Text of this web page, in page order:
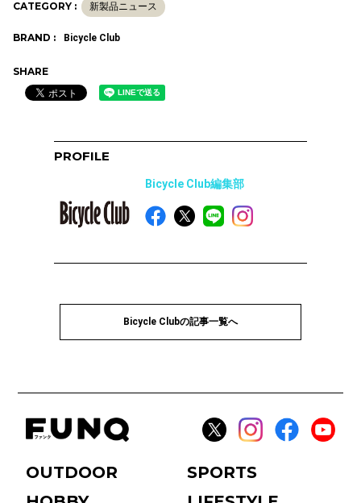
CATEGORY : 新製品ニュース
BRAND : Bicycle Club
SHARE
PROFILE
Bicycle Club編集部
Bicycle Clubの記事一覧へ
OUTDOOR
SPORTS